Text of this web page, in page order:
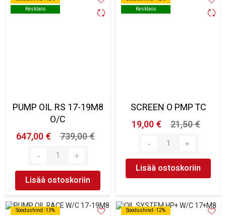
Kesklaos
Kesklaos
PUMP OIL RS 17-19M8
O/C
647,00 €
739,00 €
Lisää ostoskoriin
Kesklaos
Kesklaos
SCREEN O PMP TC
19,00 €
21,50 €
Lisää ostoskoriin
Soodushind -13%
Soodushind -13%
Soodushind -12%
Soodushind -12%